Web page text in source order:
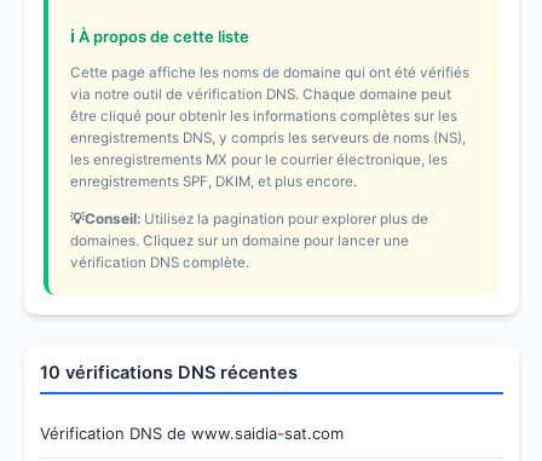
ℹ️ À propos de cette liste
Cette page affiche les noms de domaine qui ont été vérifiés
via notre outil de vérification DNS. Chaque domaine peut
être cliqué pour obtenir les informations complètes sur les
enregistrements DNS, y compris les serveurs de noms (NS),
les enregistrements MX pour le courrier électronique, les
enregistrements SPF, DKIM, et plus encore.
💡Conseil:Utilisez la pagination pour explorer plus de
domaines. Cliquez sur un domaine pour lancer une
vérification DNS complète.
10 vérifications DNS récentes
Vérification DNS de www.saidia-sat.com